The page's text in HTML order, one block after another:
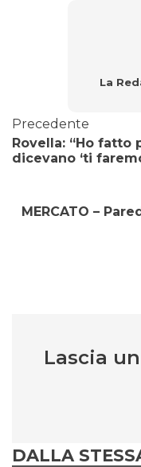
La
Precedente
Rovella: “Ho fatto
dicevano ‘ti
MERCATO –
Lascia
DALLA